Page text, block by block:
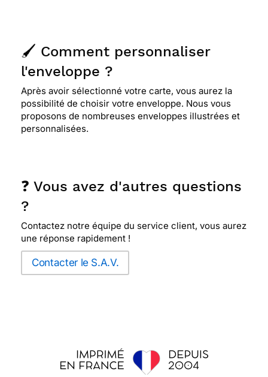
🖌️ Comment personnaliser
l'enveloppe ?
Après avoir sélectionné votre carte, vous aurez la
possibilité de choisir votre enveloppe. Nous vous
proposons de nombreuses enveloppes illustrées et
personnalisées.
❓ Vous avez d'autres questions
?
Contactez notre équipe du service client, vous aurez
une réponse rapidement !
Contacter le S.A.V.